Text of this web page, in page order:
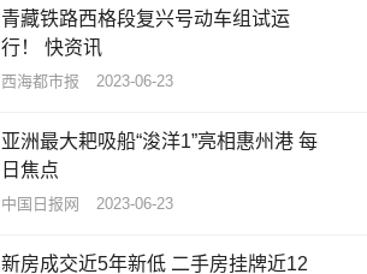
青藏铁路西格段复兴号动车组试运
行！ 快资讯
西海都市报 2023-06-23
亚洲最大耙吸船“浚洋1”亮相惠州港 每
日焦点
中国日报网 2023-06-23
新房成交近5年新低 二手房挂牌近12